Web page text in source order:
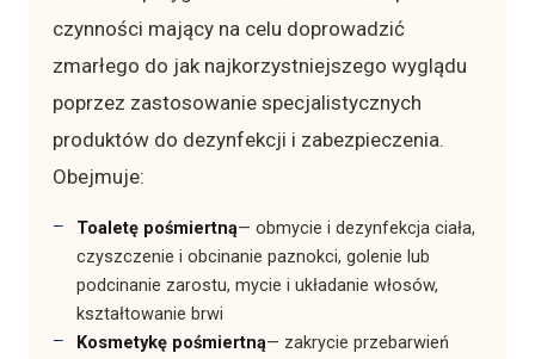
czynności mający na celu doprowadzić
zmarłego do jak najkorzystniejszego wyglądu
poprzez zastosowanie specjalistycznych
produktów do dezynfekcji i zabezpieczenia.
Obejmuje:
Toaletę pośmiertną— obmycie i dezynfekcja ciała,
czyszczenie i obcinanie paznokci, golenie lub
podcinanie zarostu, mycie i układanie włosów,
kształtowanie brwi
Kosmetykę pośmiertną— zakrycie przebarwień